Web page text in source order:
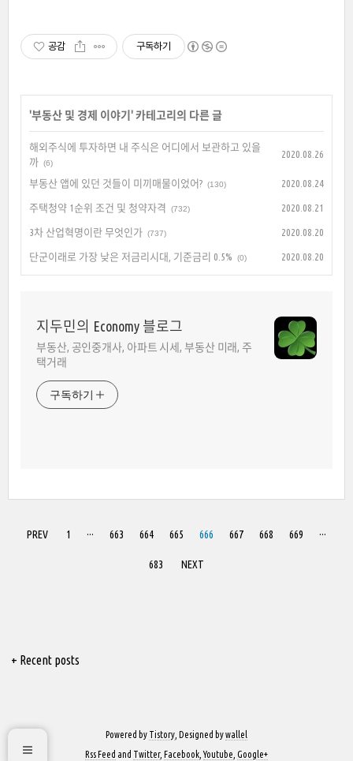
공감 구독하기
'부동산 및 경제 이야기 ' 카테고리의 다른 글
해외주식에 투자하면 내 주식은 어디에서 보관하고 있을
까 (6)
2020.08.26
부동산 앱에 있던 것들이 미끼매물이었어? (130) 2020.08.24
주택청약 1순위 조건 및 청약자격 (732) 2020.08.21
3차 산업혁명이란 무엇인가 (737) 2020.08.20
단군이래로 가장 낮은 저금리시대, 기준금리 0.5% (0) 2020.08.20
지두민의 Economy 블로그
부동산, 공인중개사, 아파트 시세, 부동산 미래, 주
택거래
구독하기
PREV 1 ··· 663 664 665 666 667 668 669 ···
683 NEXT
+ Recent posts
Powered by Tistory , Designed bywallel
Rss Feed and Twitter, Facebook ,Youtube Google+